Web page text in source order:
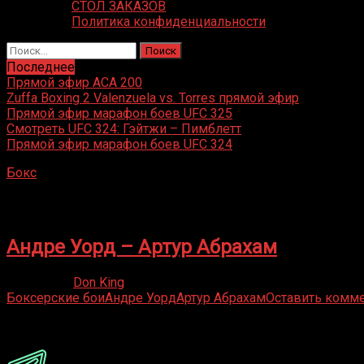
СТОЛ ЗАКАЗОВ
Политика конфиденциальности
Найти:
Последнее
Прямой эфир ACA 200
Zuffa Boxing 2 Valenzuela vs. Torres прямой эфир
Прямой эфир марафон боев UFC 325
Смотреть UFC 324: Гэйтжи – Пимблетт
Прямой эфир марафон боев UFC 324
Бокс
Андре Уорд – Артур Абрахам
Don King
Боксерские боиАндре УордАртур АбрахамОставить